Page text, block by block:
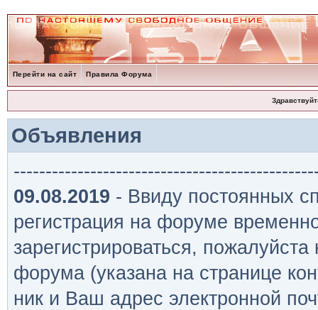
Перейти на сайт Правила Форума
Объявления
09.08.2019 - Ввиду постоянных
регистрация на форуме
зарегистрироваться,
форума (указана на странице
ник и Ваш адрес электронной